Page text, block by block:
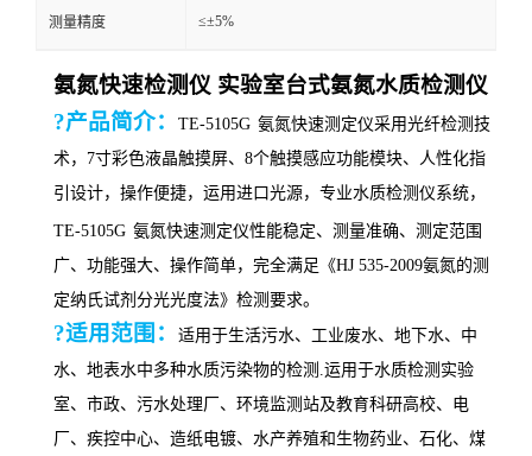
测量精度 ≤±5%
氨氮快速检测仪 实验室台式氨氮水质检测仪
?产品简介：
TE-5105G 氨氮快速测定仪采用光纤检测技
术， 7寸彩色液晶触摸屏、8个触摸感应功能模块、人性化指
引设计，操作便捷，运用进口光源，专业水质检测仪系统，
TE-5105G 氨氮快速测定仪性能稳定、测量准确、测定范围
广、功能强大、操作简单，完全满足 《HJ 535-2009氨氮的测
定纳氏试剂 分光光度法》 检测要求。
?适用范围：
适用于生活污水、工业废水、地下水、中
水、地表水中多种水质污染物的检测 .运用于水质检测实验
室、市政、污水处理厂、环境监测站及教育科研高校、电
厂、疾控中心、造纸电镀、水产养殖和生物药业、石化、煤